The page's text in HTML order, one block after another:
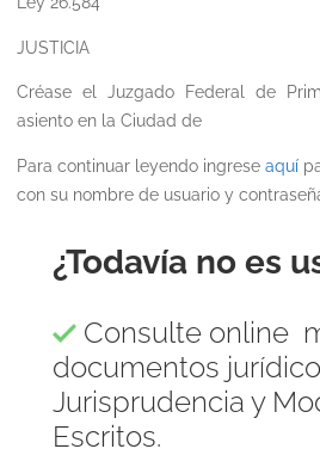
JUSTICIA
Créase el Juzgado Federal de
asiento en la Ciudad de
Para continuar leyendo ingrese aquí
con su nombre de usuario y
¿Todavía no es
Consulte online
documentos
Jurisprudencia y
Escritos.